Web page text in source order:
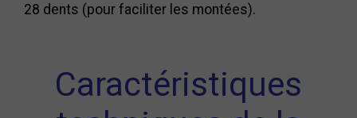
28 dents (pour faciliter les montées).
Caractéristiques